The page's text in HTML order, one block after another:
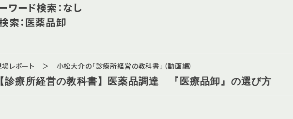
ワード検索：なし
索：医薬品卸
場レポート ＞ 小松大介の「診療所経営の教科書」（動画編）
【診療所経営の教科書】医薬品調達 『医療品卸』の選び方